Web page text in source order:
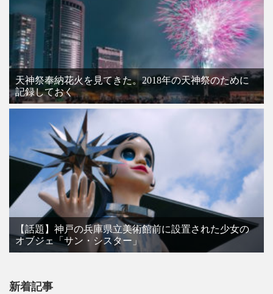
天神祭奉納花火を見てきた。2018年の天神祭のために
記録しておく
【話題】神戸の兵庫県立美術館前に設置された少女の
オブジェ「サン・シスター」
新着記事